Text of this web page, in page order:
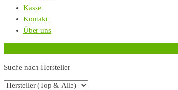
Kasse
Kontakt
Über uns
Suche nach Hersteller